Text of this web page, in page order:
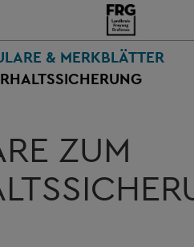
& MERKBLÄTTER
ZUM